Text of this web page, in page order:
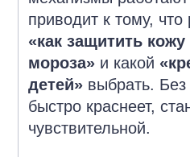
приводит к тому,
«как защитить кожу
мороза»и какой
детей»выбрать.
быстро краснеет,
чувствительной.